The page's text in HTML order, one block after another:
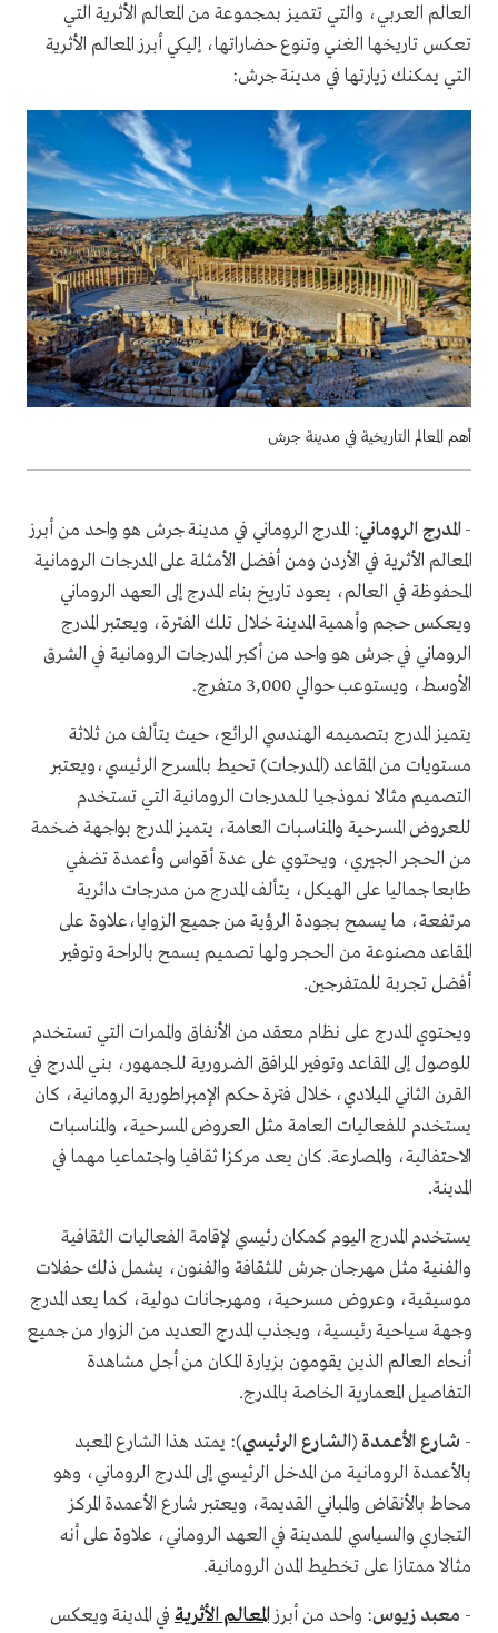
العالم العربي، والتي تتميز بمجموعة من المعالم الأثرية التي
تعكس تاريخها الغني وتنوع حضاراتها، إليكي أبرز المعالم الأثرية
التي يمكنك زيارتها في مدينة جرش:
أهم المعالم التاريخية في مدينة جرش
- المدرج الروماني: المدرج الروماني في مدينة جرش هو واحد من أبرز
المعالم الأثرية في الأردن ومن أفضل الأمثلة على المدرجات الرومانية
المحفوظة في العالم، يعود تاريخ بناء المدرج إلى العهد الروماني
ويعكس حجم وأهمية المدينة خلال تلك الفترة، ويعتبر المدرج
الروماني في جرش هو واحد من أكبر المدرجات الرومانية في الشرق
الأوسط، ويستوعب حوالي 3,000 متفرج.
يتميز المدرج بتصميمه الهندسي الرائع، حيث يتألف من ثلاثة
مستويات من المقاعد (المدرجات) تحيط بالمسرح الرئيسي،ويعتبر
التصميم مثالا نموذجيا للمدرجات الرومانية التي تستخدم
للعروض المسرحية والمناسبات العامة، يتميز المدرج بواجهة ضخمة
من الحجر الجيري، ويحتوي على عدة أقواس وأعمدة تضفي
طابعا جماليا على الهيكل، يتألف المدرج من مدرجات دائرية
مرتفعة، ما يسمح بجودة الرؤية من جميع الزوايا،علاوة على
المقاعد مصنوعة من الحجر ولها تصميم يسمح بالراحة وتوفير
أفضل تجربة للمتفرجين.
ويحتوي المدرج على نظام معقد من الأنفاق والممرات التي تستخدم
للوصول إلى المقاعد وتوفير المرافق الضرورية للجمهور، بني المدرج في
القرن الثاني الميلادي، خلال فترة حكم الإمبراطورية الرومانية، كان
يستخدم للفعاليات العامة مثل العروض المسرحية، والمناسبات
الاحتفالية، والمصارعة. كان يعد مركزا ثقافيا واجتماعيا مهما في
المدينة.
يستخدم المدرج اليوم كمكان رئيسي لإقامة الفعاليات الثقافية
والفنية مثل مهرجان جرش للثقافة والفنون، يشمل ذلك حفلات
موسيقية، وعروض مسرحية، ومهرجانات دولية، كما يعد المدرج
وجهة سياحية رئيسية، ويجذب المدرج العديد من الزوار من جميع
أنحاء العالم الذين يقومون بزيارة المكان من أجل مشاهدة
التفاصيل المعمارية الخاصة بالمدرج.
- شارع الأعمدة (الشارع الرئيسي): يمتد هذا الشارع المعبد
بالأعمدة الرومانية من المدخل الرئيسي إلى المدرج الروماني، وهو
محاط بالأنقاض والمباني القديمة، ويعتبر شارع الأعمدة المركز
التجاري والسياسي للمدينة في العهد الروماني، علاوة على أنه
مثالا ممتازا على تخطيط المدن الرومانية.
- معبد زيوس: واحد من أبرزالمعالم الأثرية في المدينة ويعكس